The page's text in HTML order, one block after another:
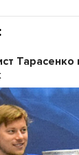
Тарасенко